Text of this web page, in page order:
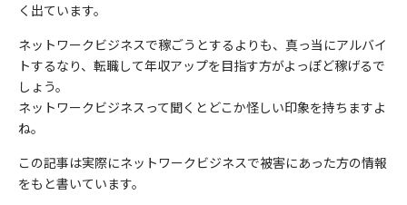
く出ています。
ネットワークビジネスで稼ごうとするよりも、真っ当にアルバイ
トするなり、転職して年収アップを目指す方がよっぽど稼げるで
しょう。
ネットワークビジネスって聞くとどこか怪しい印象を持ちますよ
ね。
この記事は実際にネットワークビジネスで被害にあった方の情報
をもと書いています。